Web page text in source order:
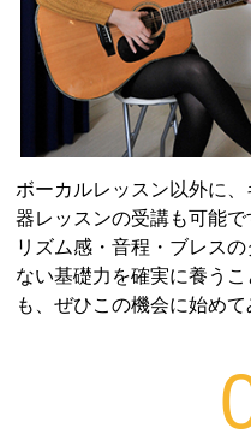
ボーカルレッスン以外に
器レッスンの受講も可能で
リズム感・音程・ブレス
ない基礎力を確実に養う
も、ぜひこの機会に始めて